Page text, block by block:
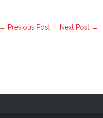
← Previous Post Next Post →